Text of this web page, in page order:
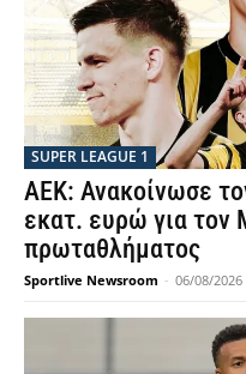
SUPER LEAGUE 1
ΑΕΚ: Ανακοίνωσε
εκατ. ευρώ για τον
πρωταθλήματος
Sportlive Newsroom - 06/08/2026